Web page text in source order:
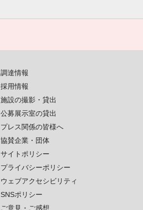
調達情報
採用情報
施設の撮影・貸出
公募展示室の貸出
プレス関係の皆様へ
協賛企業・団体
サイトポリシー
プライバシーポリシー
ウェブアクセシビリティ
SNSポリシー
ご意見・ご感想